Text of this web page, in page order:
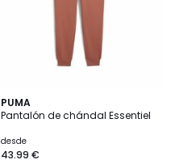
PUMA
Pantalón de chándal Essentiel
desde
43.99 €
3
Colores